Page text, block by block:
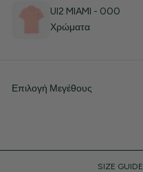
UI2 MIAMI - 000
Χρώματα
Επιλογή Μεγέθους
SIZE GUIDE